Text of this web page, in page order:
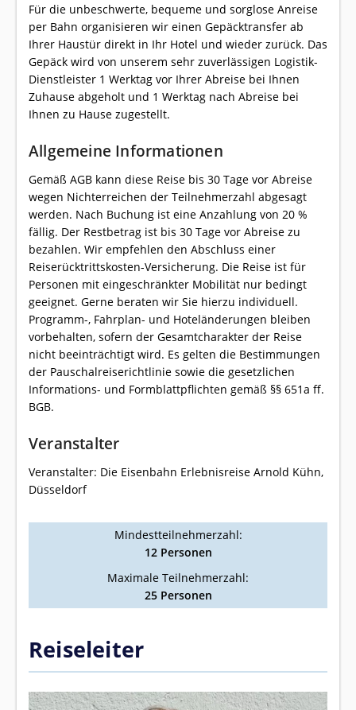
Für die unbeschwerte, bequeme und sorglose Anreise
per Bahn organisieren wir einen Gepäcktransfer ab
Ihrer Haustür direkt in Ihr Hotel und wieder zurück. Das
Gepäck wird von unserem sehr zuverlässigen Logistik-
Dienstleister 1 Werktag vor Ihrer Abreise bei Ihnen
Zuhause abgeholt und 1 Werktag nach Abreise bei
Ihnen zu Hause zugestellt.
Allgemeine Informationen
Gemäß AGB kann diese Reise bis 30 Tage vor Abreise
wegen Nichterreichen der Teilnehmerzahl abgesagt
werden. Nach Buchung ist eine Anzahlung von 20 %
fällig. Der Restbetrag ist bis 30 Tage vor Abreise zu
bezahlen. Wir empfehlen den Abschluss einer
Reiserücktrittskosten-Versicherung. Die Reise ist für
Personen mit eingeschränkter Mobilität nur bedingt
geeignet. Gerne beraten wir Sie hierzu individuell.
Programm-, Fahrplan- und Hoteländerungen bleiben
vorbehalten, sofern der Gesamtcharakter der Reise
nicht beeinträchtigt wird. Es gelten die Bestimmungen
der Pauschalreiserichtlinie sowie die gesetzlichen
Informations- und Formblattpflichten gemäß §§ 651a ff.
BGB.
Veranstalter
Veranstalter: Die Eisenbahn Erlebnisreise Arnold Kühn,
Düsseldorf
Mindestteilnehmerzahl:
12 Personen
Maximale Teilnehmerzahl:
25 Personen
Reiseleiter